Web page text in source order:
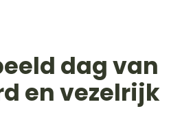
dag van
en vezelrijk